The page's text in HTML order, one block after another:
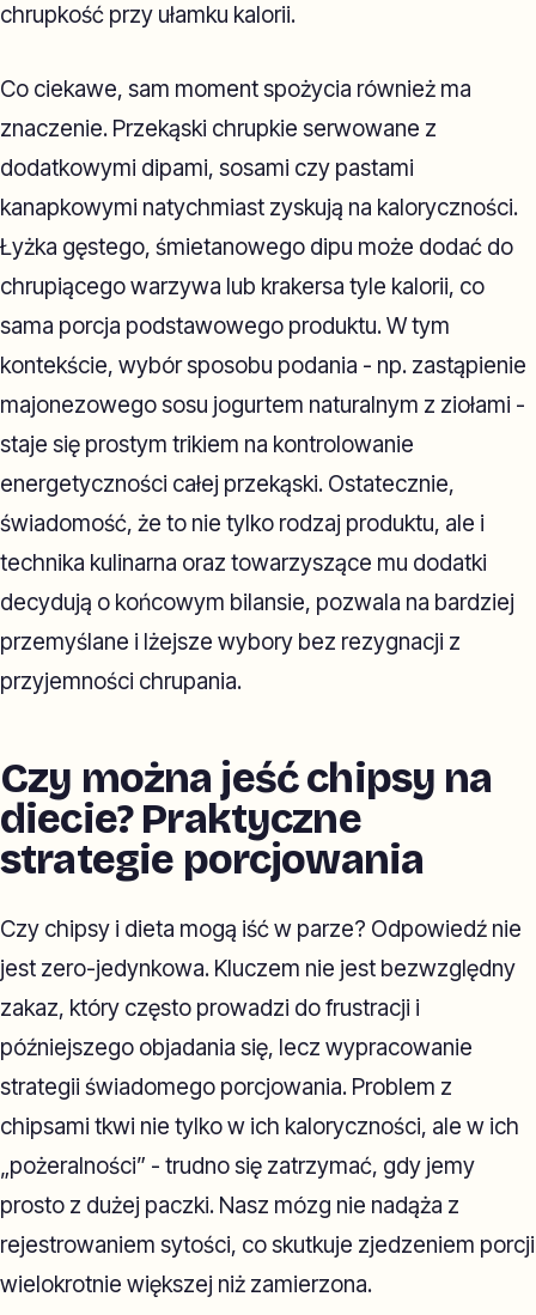
chrupkość przy ułamku kalorii.
Co ciekawe, sam moment spożycia również ma
znaczenie. Przekąski chrupkie serwowane z
dodatkowymi dipami, sosami czy pastami
kanapkowymi natychmiast zyskują na kaloryczności.
Łyżka gęstego, śmietanowego dipu może dodać do
chrupiącego warzywa lub krakersa tyle kalorii, co
sama porcja podstawowego produktu. W tym
kontekście, wybór sposobu podania - np. zastąpienie
majonezowego sosu jogurtem naturalnym z ziołami -
staje się prostym trikiem na kontrolowanie
energetyczności całej przekąski. Ostatecznie,
świadomość, że to nie tylko rodzaj produktu, ale i
technika kulinarna oraz towarzyszące mu dodatki
decydują o końcowym bilansie, pozwala na bardziej
przemyślane i lżejsze wybory bez rezygnacji z
przyjemności chrupania.
Czy można jeść chipsy na
diecie? Praktyczne
strategie porcjowania
Czy chipsy i dieta mogą iść w parze? Odpowiedź nie
jest zero-jedynkowa. Kluczem nie jest bezwzględny
zakaz, który często prowadzi do frustracji i
późniejszego objadania się, lecz wypracowanie
strategii świadomego porcjowania. Problem z
chipsami tkwi nie tylko w ich kaloryczności, ale w ich
„pożeralności” - trudno się zatrzymać, gdy jemy
prosto z dużej paczki. Nasz mózg nie nadąża z
rejestrowaniem sytości, co skutkuje zjedzeniem porcji
wielokrotnie większej niż zamierzona.